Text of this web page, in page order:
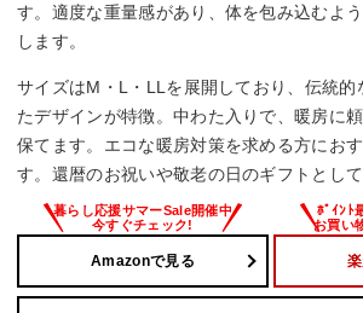
す。適度な重量感があり、体を包み込むよ
します。
サイズはM・L・LLを展開しており、伝統的
たデザインが特徴。中わた入りで、暖房に
保てます。エコな暖房対策を求める方にお
す。還暦のお祝いや敬老の日のギフトとして
Amazonで見る